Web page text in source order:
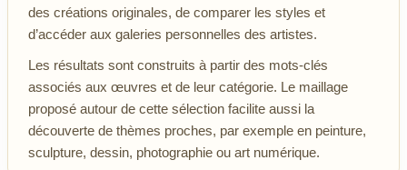
des créations originales, de comparer les styles et
d’accéder aux galeries personnelles des artistes.
Les résultats sont construits à partir des mots-clés
associés aux œuvres et de leur catégorie. Le maillage
proposé autour de cette sélection facilite aussi la
découverte de thèmes proches, par exemple en peinture,
sculpture, dessin, photographie ou art numérique.